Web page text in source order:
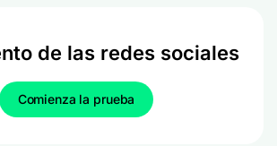
de las redes sociales
Comienza la prueba